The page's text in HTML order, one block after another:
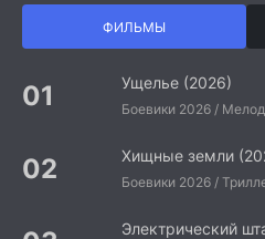
ФИЛЬМЫ
Ущелье (2026)
Хищные земли
Электрический